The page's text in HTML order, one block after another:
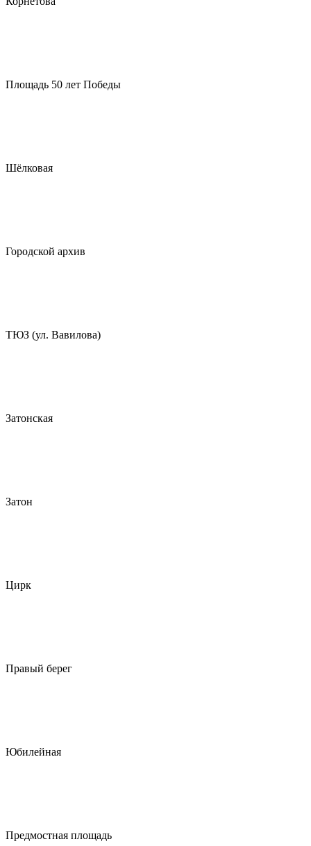
Площадь 50 лет Победы
Шёлковая
Городской архив
ТЮЗ (ул. Вавилова)
Затонская
Затон
Цирк
Правый берег
Юбилейная
Предмостная площадь